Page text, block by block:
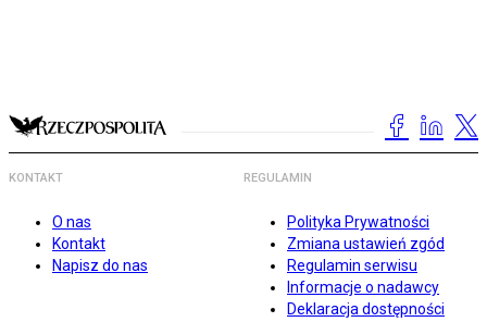
KONTAKT
O nas
Kontakt
Napisz do nas
REGULAMIN
Polityka Prywatności
Zmiana ustawień zgód
Regulamin serwisu
Informacje o nadawcy
Deklaracja dostępności